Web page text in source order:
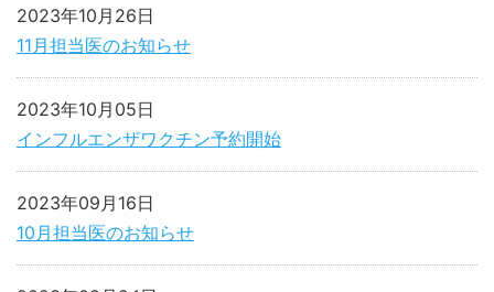
11月担当医のお知らせ
2023年10月26日
インフルエンザワクチン予約開始
2023年10月05日
10月担当医のお知らせ
2023年09月16日